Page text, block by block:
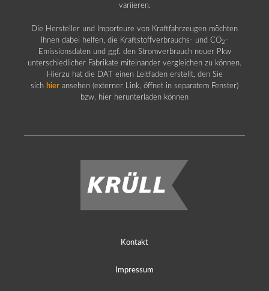
variieren.
Die Hersteller und Importeure von Kraftfahrzeugen möchten
Ihnen dabei helfen, die Kraftstoffverbrauchs- und CO2 -
Emissionsdaten und ggf. den Stromverbrauch neuer Pkw
unterschiedlicher Fabrikate miteinander vergleichen zu können.
Hierzu hat die DAT einen Leitfaden erstellt, den Sie
sich hier ansehen (externer Link, öffnet in separatem Fenster)
bzw. hier herunterladen können
Kontakt
Impressum